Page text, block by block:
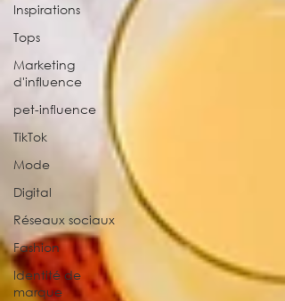
Inspirations
Tops
Marketing
d'influence
pet-influence
TikTok
Mode
Digital
Réseaux sociaux
Fashion
Identité de
marque